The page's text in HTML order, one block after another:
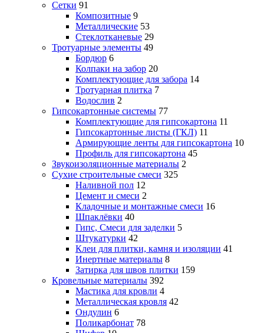
Сетки 91
Композитные 9
Металлические 53
Стеклотканевые 29
Тротуарные элементы 49
Бордюр 6
Колпаки на забор 20
Комплектующие для забора 14
Тротуарная плитка 7
Водослив 2
Гипсокартонные системы 77
Комплектующие для гипсокартона 11
Гипсокартонные листы (ГКЛ) 11
Армирующие ленты для гипсокартона 10
Профиль для гипсокартона 45
Звукоизоляционные материалы 2
Сухие строительные смеси 325
Наливной пол 12
Цемент и смеси 2
Кладочные и монтажные смеси 16
Шпаклёвки 40
Гипс, Смеси для заделки 5
Штукатурки 42
Клеи для плитки, камня и изоляции 41
Инертные материалы 8
Затирка для швов плитки 159
Кровельные материалы 392
Мастика для кровли 4
Металлическая кровля 42
Ондулин 6
Поликарбонат 78